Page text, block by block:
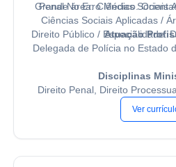
Grande área: Ciências Sociais
Ciências Sociais Aplicadas /
Direito Público / Especialidade:
Penal No Erro Médico.
Atuação
Delegada de Polícia no Estado
Disciplinas
Direito Penal, Direito
Ver